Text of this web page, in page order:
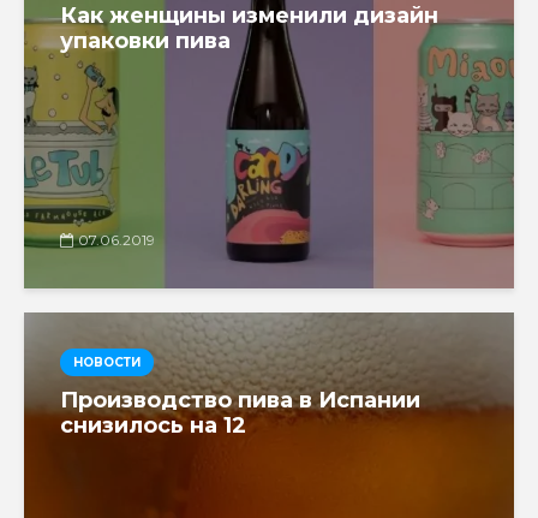
Как женщины изменили дизайн
упаковки пива
07.06.2019
НОВОСТИ
Производство пива в Испании
снизилось на 12